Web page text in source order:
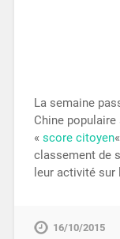
La semaine
Chine
« score citoyen
classement de
leur activité
16/10/2015